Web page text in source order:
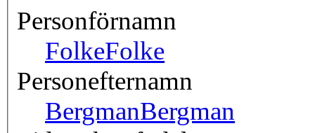
Personförnamn
FolkeFolke
Personefternamn
BergmanBergman